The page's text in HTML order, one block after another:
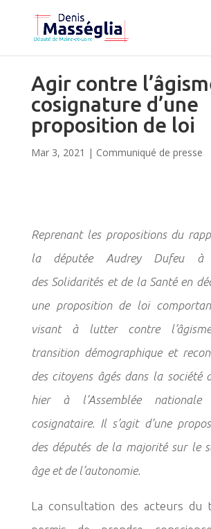
Agir contre
cosignature d’une
proposition de loi
Mar 3, 2021 | Communiqué de presse
Reprenant les propositions du
la députée Audrey Dufeu
des Solidarités et de la Santé en
une proposition de loi
visant à
lutter contre
transition démographique et
des citoyens âgés dans la société
hier à l’Assemblée
cosignataire. Il s’agit d’une
des députés de la majorité sur le
âge et de l’autonomie.
La consultation des acteurs du